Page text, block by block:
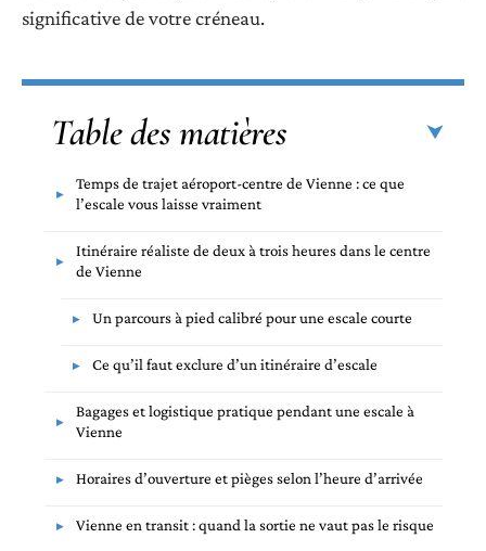
significative de votre créneau.
Table des matières
Temps de trajet aéroport-centre de Vienne : ce que
l’escale vous laisse vraiment
Itinéraire réaliste de deux à trois heures dans le centre
de Vienne
Un parcours à pied calibré pour une escale courte
Ce qu’il faut exclure d’un itinéraire d’escale
Bagages et logistique pratique pendant une escale à
Vienne
Horaires d’ouverture et pièges selon l’heure d’arrivée
Vienne en transit : quand la sortie ne vaut pas le risque